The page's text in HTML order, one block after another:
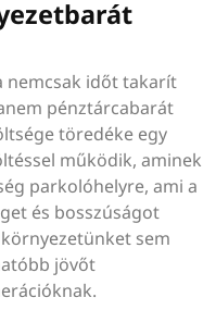
nemcsak időt takarít
pénztárcabarát
töredéke egy
működik, aminek
parkolóhelyre, ami a
és bosszúságot
sem
jövőt